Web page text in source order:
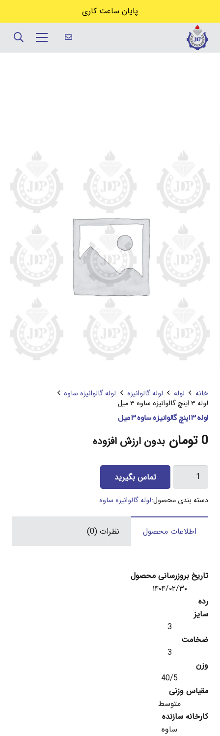
خانه لوله لوله گالوانیزه
لوله گالوانیزه ساوه
لوله ۳ اینچ گالوانیزه ساوه ۳ میل
لوله ۳ اینچ گالوانیزه ساوه ۳ میل
0 تومان بدون ارزش افزوده
لوله
اینچ
تماس بگیرید
دسته بندی محصول:لوله گالوانیزه ساوه
اطلاعات محصول نظرات (0)
تاریخ بروزرسانی محصول
۱۴۰۴/۰۲/۳۰
رده
سایز
3
ضخامت
3
وزن
40/5
مقیاس وزنی
متوسط
کارخانه سازنده
ساوه
پایان ساعت کاری